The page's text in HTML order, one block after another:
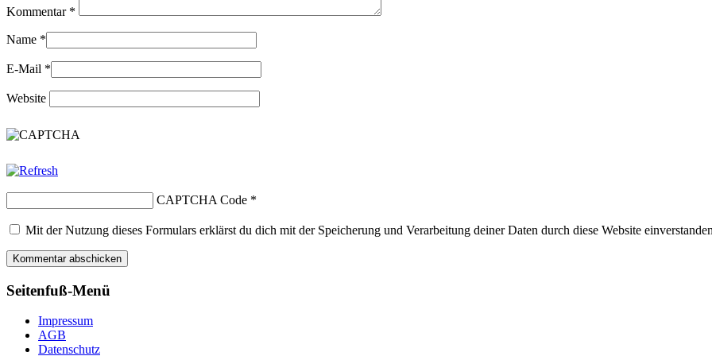
Kommentar *
Name *
E-Mail *
Website
CAPTCHA Code *
Mit der Nutzung dieses Formulars erklärst du dich mit der Speicherung und Verarbeitung deiner Daten durch diese Website
Seitenfuß-Menü
Impressum
AGB
Datenschutz